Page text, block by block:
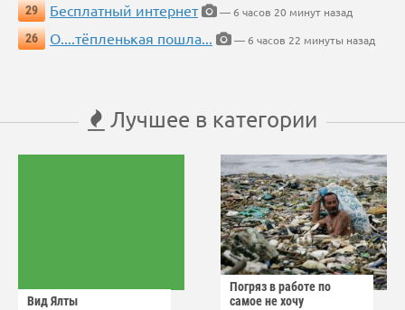
29
Бесплатный интернет
— 6 часов 20 минут назад
26
О....тёпленькая пошла... — 6 часов 22 минуты назад
Лучшее в категории
Вид Ялты
Погряз в работе по
самое не хочу